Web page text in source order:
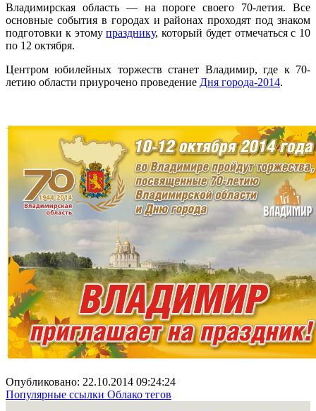
Владимирская область — на пороге своего 70-летия. Все
основные события в городах и районах проходят под знаком
подготовки к этомупразднику, который будет отмечаться с 10
по 12 октября.
Центром юбилейных торжеств станет Владимир, где к 70-
летию области приурочено проведение Дня города-2014.
Опубликовано: 22.10.2014 09:24:24
Популярные ссылки Облако тегов